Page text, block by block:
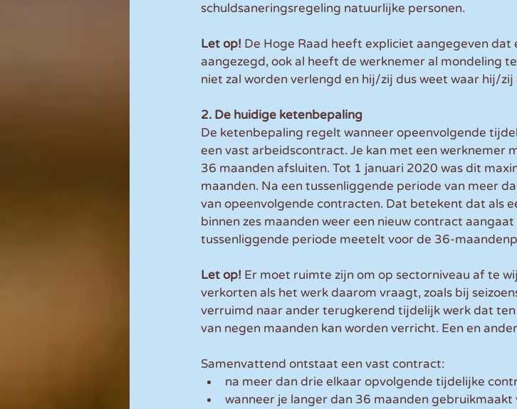
schuldsaneringsregeling natuurlijke personen.
Let op! De Hoge Raad heeft expliciet aangegeven
aangezegd, ook al heeft de werknemer al mondeling
niet zal worden verlengd en hij/zij dus weet waar hij/zij
2. De huidige ketenbepaling
De ketenbepaling regelt wanneer opeenvolgende
een vast arbeidscontract. Je kan met een werknemer
36 maanden afsluiten. Tot 1 januari 2020 was dit
maanden. Na een tussenliggende periode van meer
van opeenvolgende contracten. Dat betekent dat als
binnen zes maanden weer een nieuw contract
tussenliggende periode meetelt voor de 36-
Let op! Er moet ruimte zijn om op sectorniveau af te
verkorten als het werk daarom vraagt, zoals bij
verruimd naar ander terugkerend tijdelijk werk dat
van negen maanden kan worden verricht. Een en
Samenvattend ontstaat een vast contract:
na meer dan drie elkaar opvolgende tijdelijke
wanneer je langer dan 36 maanden